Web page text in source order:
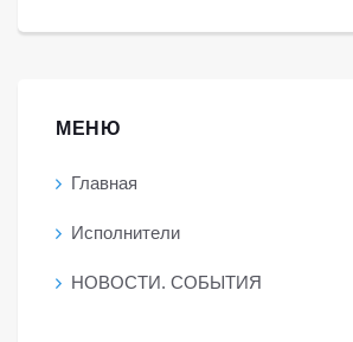
МЕНЮ
Главная
Исполнители
НОВОСТИ. СОБЫТИЯ